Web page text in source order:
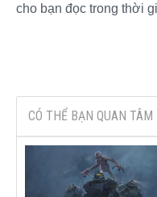
cho bạn đọc trong thời
CÓ THỂ BẠN QUAN TÂM